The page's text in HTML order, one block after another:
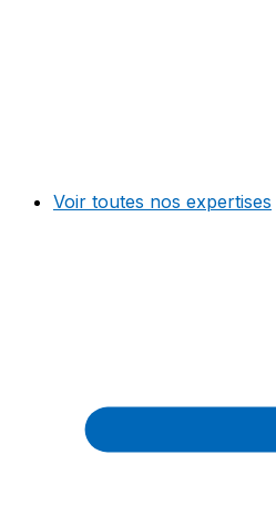
Voir toutes nos expertises